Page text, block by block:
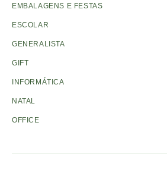
EMBALAGENS E FESTAS
ESCOLAR
GENERALISTA
GIFT
INFORMÁTICA
NATAL
OFFICE